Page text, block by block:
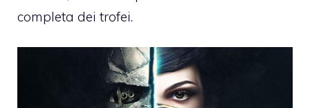
completa dei trofei.